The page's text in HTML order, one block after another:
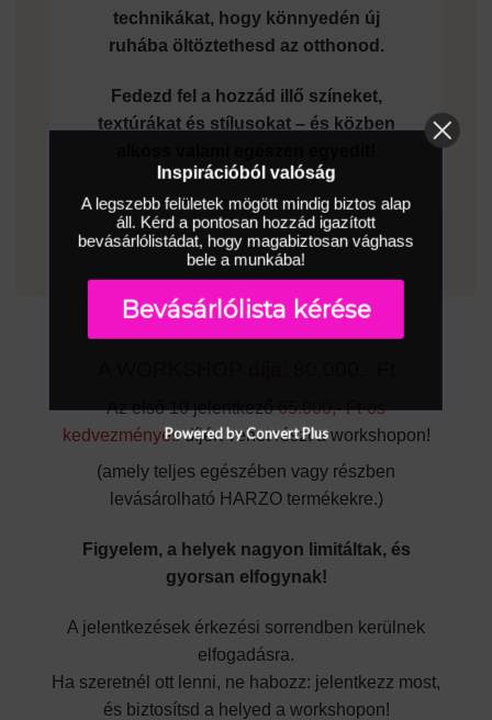
technikákat, hogy könnyedén új
ruhába öltöztethesd az otthonod.
Fedezd fel a hozzád illő színeket,
textúrákat és stílusokat – és közben
Az első 10 jelentkező65.000,- Ft-os
kedvezményesdíjért vehet részt a workshopon!
(amely teljes egészében vagy részben
levásárolható HARZO termékekre.)
Figyelem, a helyek nagyon limitáltak, és
gyorsan elfogynak!
A jelentkezések érkezési sorrendben kerülnek
elfogadásra.
Ha szeretnél ott lenni, ne habozz: jelentkezz most,
és biztosítsd a helyed a workshopon!
Inspirációból valóság
A legszebb felületek mögött mindig biztos alap
áll. Kérd a pontosan hozzád igazított
bevásárlólistádat, hogy magabiztosan vághass
bele a munkába!
Bevásárlólista kérése
Powered by Convert Plus